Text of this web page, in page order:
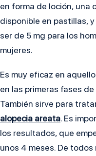
en forma de loción, una
disponible en pastillas,
ser de 5 mg para los
mujeres.
Es muy eficaz en
en las primeras fases de
También sirve para
alopecia areata. Es
los resultados, que
unos 4 meses. De